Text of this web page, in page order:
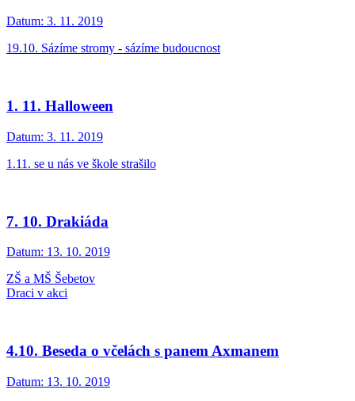
Datum: 3. 11. 2019
19.10. Sázíme stromy - sázíme budoucnost
1. 11. Halloween
Datum: 3. 11. 2019
1.11. se u nás ve škole strašilo
7. 10. Drakiáda
Datum: 13. 10. 2019
ZŠ a MŠ Šebetov
Draci v akci
4.10. Beseda o včelách s panem Axmanem
Datum: 13. 10. 2019